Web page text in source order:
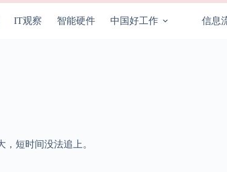
IT观察 智能硬件 中国好工作 信息
短时间没法追上。